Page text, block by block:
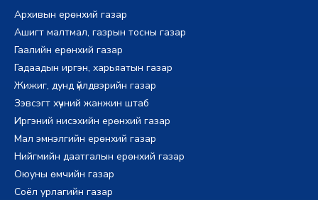
Архивын ерөнхий газар
Ашигт малтмал, газрын тосны газар
Гаалийн ерөнхий газар
Гадаадын иргэн, харьяатын газар
Жижиг, дунд үйлдвэрийн газар
Зэвсэгт хүчний жанжин штаб
Иргэний нисэхийн ерөнхий газар
Мал эмнэлгийн ерөнхий газар
Нийгмийн даатгалын ерөнхий газар
Оюуны өмчийн газар
Соёл урлагийн газар